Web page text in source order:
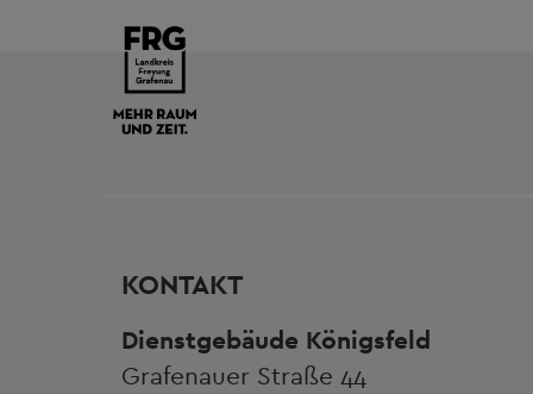
KONTAKT
Dienstgebäude Königsfeld
Grafenauer Straße 44